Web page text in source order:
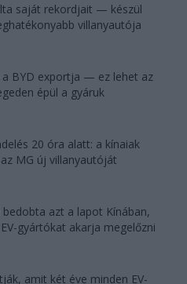
saját rekordjait — készül
villanyautója
a BYD exportja — ez lehet az
épül a gyáruk
20 óra alatt: a kínaiak
MG új villanyautóját
bedobta azt a lapot Kínában,
gyártókat akarja megelőzni
amit két éve minden EV-